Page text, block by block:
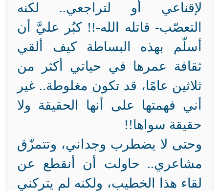
لإقناعي أو لتراجعي.. لكنه
التعصّب- قاتله الله-!! كبُر عليَّ أن
أسلّم بهذه البساطة كيف ألقي
ثقافة عمرها في حياتي أكثر من
ثلاثين عامًا، قد تكون مغلوطة.. غير
أني فهمتها على أنها الحقيقة ولا
حقيقة سواها!!
وحتى لا يضطرب وجداني، وتتمزّق
مشاعري.. حاولت أن أنقطع عن
لقاء هذا الخطيب، ولكنه لم يتركني